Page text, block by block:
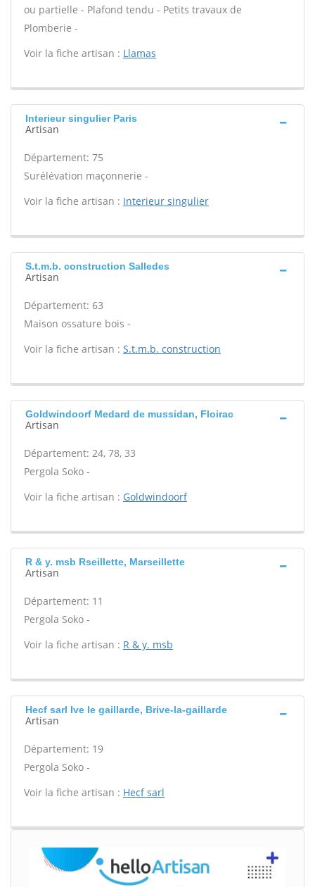
ou partielle - Plafond tendu - Petits travaux de
Plomberie -
Voir la fiche artisan : Llamas
Interieur singulier Paris
Artisan
Département: 75
Surélévation maçonnerie -
Voir la fiche artisan : Interieur singulier
S.t.m.b. construction Salledes
Artisan
Département: 63
Maison ossature bois -
Voir la fiche artisan : S.t.m.b. construction
Goldwindoorf Medard de mussidan, Floirac
Artisan
Département: 24, 78, 33
Pergola Soko -
Voir la fiche artisan : Goldwindoorf
R & y. msb Rseillette, Marseillette
Artisan
Département: 11
Pergola Soko -
Voir la fiche artisan : R & y. msb
Hecf sarl Ive le gaillarde, Brive-la-gaillarde
Artisan
Département: 19
Pergola Soko -
Voir la fiche artisan : Hecf sarl